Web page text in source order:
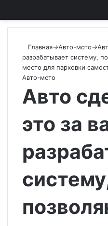
Главная→Авто-мото→
разрабатывает систему,
место для парковки
Авто-мото
Авто
это за